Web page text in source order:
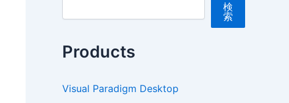
検
索
Products
Visual Paradigm Desktop